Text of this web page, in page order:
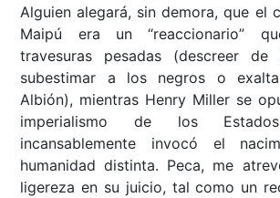
Alguien alegará, sin demora, que el
Maipú era un “reaccionario”
travesuras pesadas (descreer de
subestimar a los negros o
Albión), mientras Henry Miller se
imperialismo de los
incansablemente invocó el
humanidad distinta. Peca, me
ligereza en su juicio, tal como un